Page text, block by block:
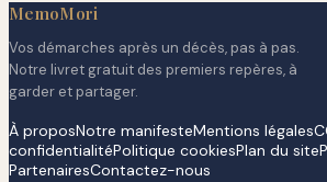
MemoMori
Vos démarches après un décès, pas à pas.
Notre livret gratuit des premiers repères, à
garder et partager.
À proposNotre manifesteMentions légales
confidentialitéPolitique cookiesPlan du site
PartenairesContactez-nous